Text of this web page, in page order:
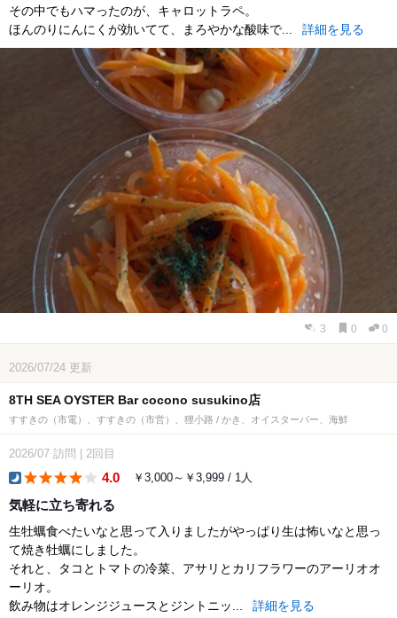
その中でもハマったのが、キャロットラペ。
ほんのりにんにくが効いてて、まろやかな酸味で...
詳細を見る
3 0 0
2026/07/24 更新
8TH SEA OYSTER Bar cocono susukino店
すすきの（市電）、すすきの（市営）、狸小路 / かき、オイスターバー、海鮮
2026/07 訪問 2回目
4.0 ￥3,000～￥3,999 / 1人
気軽に立ち寄れる
生牡蠣食べたいなと思って入りましたがやっぱり生は怖いなと思っ
て焼き牡蠣にしました。
それと、タコとトマトの冷菜、アサリとカリフラワーのアーリオオ
ーリオ。
飲み物はオレンジジュースとジントニッ...
詳細を見る